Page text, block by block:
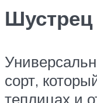
Шустрец
сорт,
теплицах и